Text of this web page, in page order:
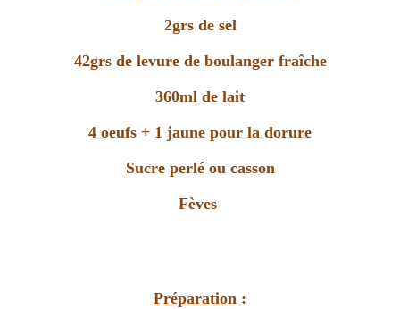
2grs de sel
42grs de levure de boulanger fraîche
360ml de lait
4 oeufs + 1 jaune pour la dorure
Sucre perlé ou casson
Fèves
Préparation :